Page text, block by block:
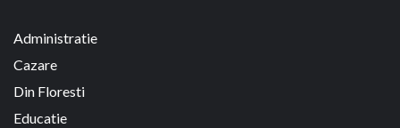
Administratie
Cazare
Din Floresti
Educatie